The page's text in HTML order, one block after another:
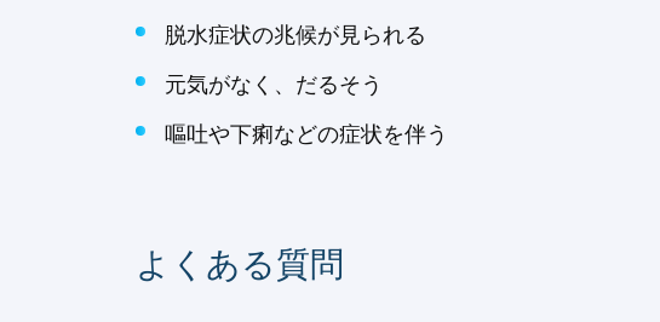
脱水症状の兆候が見られる
元気がなく、だるそう
嘔吐や下痢などの症状を伴う
よくある質問